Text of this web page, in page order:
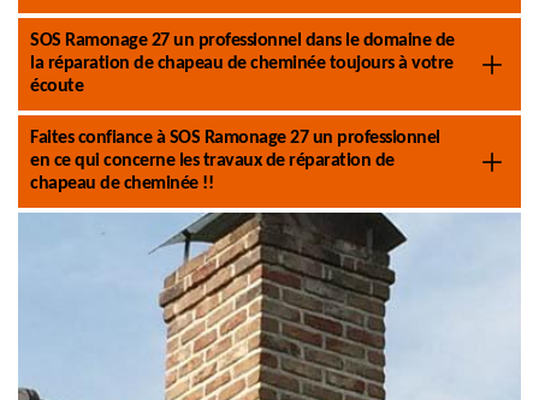
SOS Ramonage 27 un professionnel dans le domaine de
la réparation de chapeau de cheminée toujours à votre
écoute
Faites confiance à SOS Ramonage 27 un professionnel
en ce qui concerne les travaux de réparation de
chapeau de cheminée !!